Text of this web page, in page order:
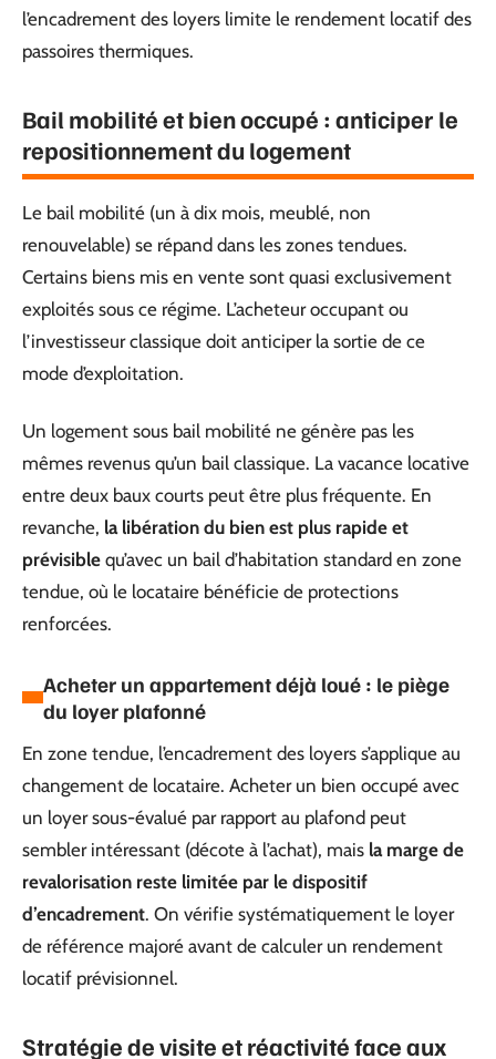
l’encadrement des loyers limite le rendement locatif des
passoires thermiques.
Bail mobilité et bien occupé : anticiper le
repositionnement du logement
Le bail mobilité (un à dix mois, meublé, non
renouvelable) se répand dans les zones tendues.
Certains biens mis en vente sont quasi exclusivement
exploités sous ce régime. L’acheteur occupant ou
l’investisseur classique doit anticiper la sortie de ce
mode d’exploitation.
Un logement sous bail mobilité ne génère pas les
mêmes revenus qu’un bail classique. La vacance locative
entre deux baux courts peut être plus fréquente. En
revanche, la libération du bien est plus rapide et
prévisible qu’avec un bail d’habitation standard en zone
tendue, où le locataire bénéficie de protections
renforcées.
Acheter un appartement déjà loué : le piège
du loyer plafonné
En zone tendue, l’encadrement des loyers s’applique au
changement de locataire. Acheter un bien occupé avec
un loyer sous-évalué par rapport au plafond peut
sembler intéressant (décote à l’achat), mais la marge de
revalorisation reste limitée par le dispositif
d’encadrement. On vérifie systématiquement le loyer
de référence majoré avant de calculer un rendement
locatif prévisionnel.
Stratégie de visite et réactivité face aux